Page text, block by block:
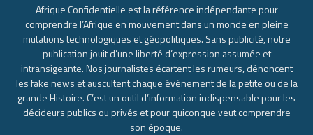
Afrique Confidentielle est la référence indépendante pour
comprendre l’Afrique en mouvement dans un monde en pleine
mutations technologiques et géopolitiques. Sans publicité, notre
publication jouit d’une liberté d’expression assumée et
intransigeante. Nos journalistes écartent les rumeurs, dénoncent
les fake news et auscultent chaque événement de la petite ou de la
grande Histoire. C’est un outil d’information indispensable pour les
décideurs publics ou privés et pour quiconque veut comprendre
son époque.